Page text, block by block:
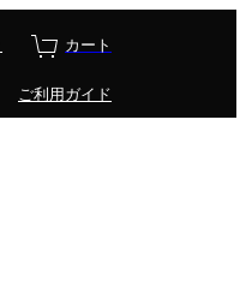
カート
ご利用ガイド